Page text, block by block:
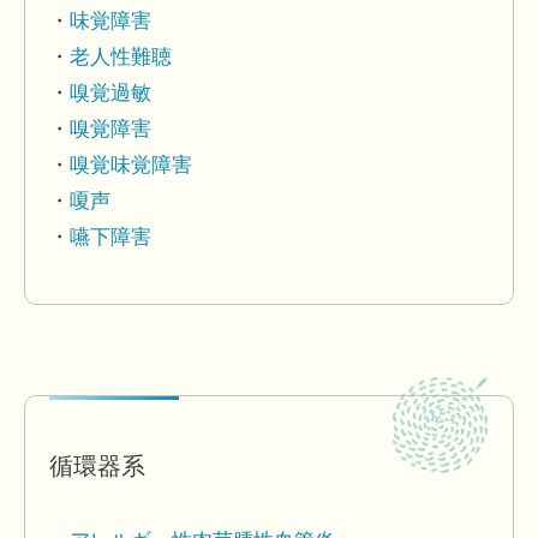
味覚障害
老人性難聴
嗅覚過敏
嗅覚障害
嗅覚味覚障害
嗄声
嚥下障害
循環器系